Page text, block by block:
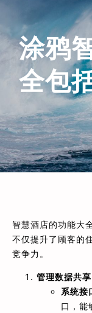
涂鸦
全包
智慧酒店的功能大
不仅提升了顾客的
竞争力。
管理数据共享
系统接
口，能